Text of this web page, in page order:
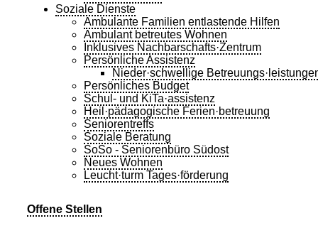
Soziale Dienste
Ambulante Familien entlastende Hilfen
Ambulant betreutes Wohnen
Inklusives Nachbarschafts·Zentrum
Persönliche Assistenz
Nieder·schwellige
Persönliches Budget
Schul- und KiTa·assistenz
Heil·pädagogische Ferien·betreuung
Seniorentreffs
Soziale Beratung
SoSo - Seniorenbüro Südost
Neues Wohnen
Leucht·turm Tages·förderung
Offene Stellen